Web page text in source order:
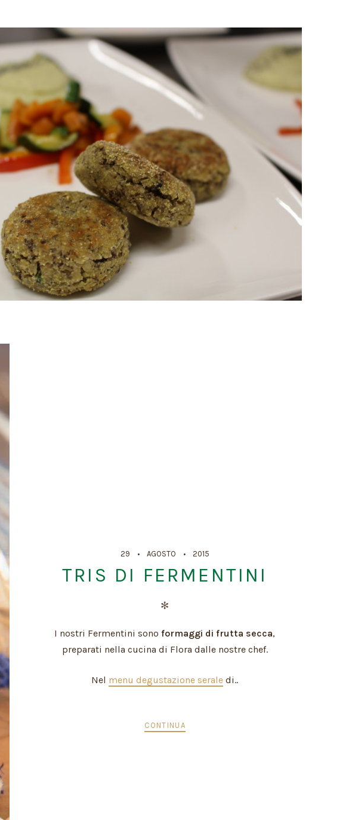
29 AGOSTO 2015
TRIS DI FERMENTINI
✻
I nostri Fermentini sonoformaggi di frutta secca,
preparati nella cucina di Flora dalle nostre chef.
Nel menu degustazione serale di..
CONTINUA